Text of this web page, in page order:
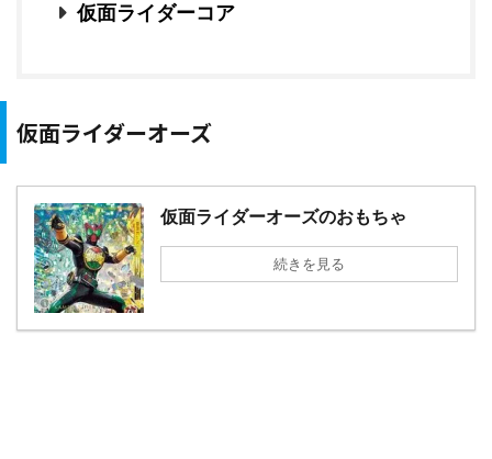
仮面ライダーコア
仮面ライダーオーズ
仮面ライダーオーズのおもちゃ
続きを見る